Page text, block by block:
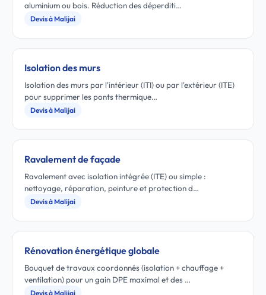
aluminium ou bois. Réduction des déperditi…
Devis à Malijai
Isolation des murs
Isolation des murs par l'intérieur (ITI) ou par l'extérieur (ITE)
pour supprimer les ponts thermique…
Devis à Malijai
Ravalement de façade
Ravalement avec isolation intégrée (ITE) ou simple :
nettoyage, réparation, peinture et protection d…
Devis à Malijai
Rénovation énergétique globale
Bouquet de travaux coordonnés (isolation + chauffage +
ventilation) pour un gain DPE maximal et des …
Devis à Malijai